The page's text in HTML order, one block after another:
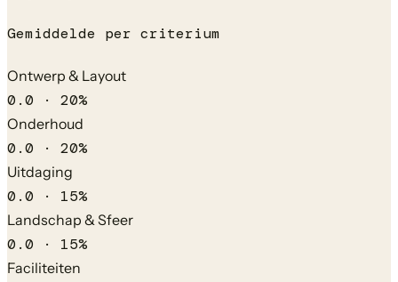
Gemiddelde per criterium
Ontwerp & Layout
0.0 · 20%
Onderhoud
0.0 · 20%
Uitdaging
0.0 · 15%
Landschap & Sfeer
0.0 · 15%
Faciliteiten